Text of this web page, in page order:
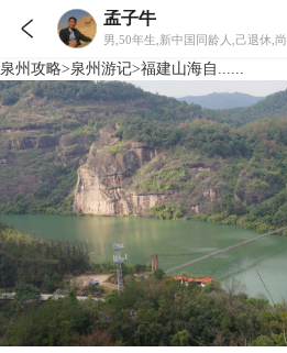
 孟子牛
泉州 攻略>泉州 游记>福建山海自......